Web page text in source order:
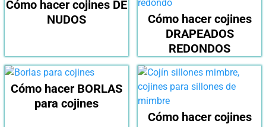
Cómo hacer cojines DE
NUDOS
Cómo hacer cojines
DRAPEADOS
REDONDOS
Cómo hacer BORLAS
para cojines
Cómo hacer cojines